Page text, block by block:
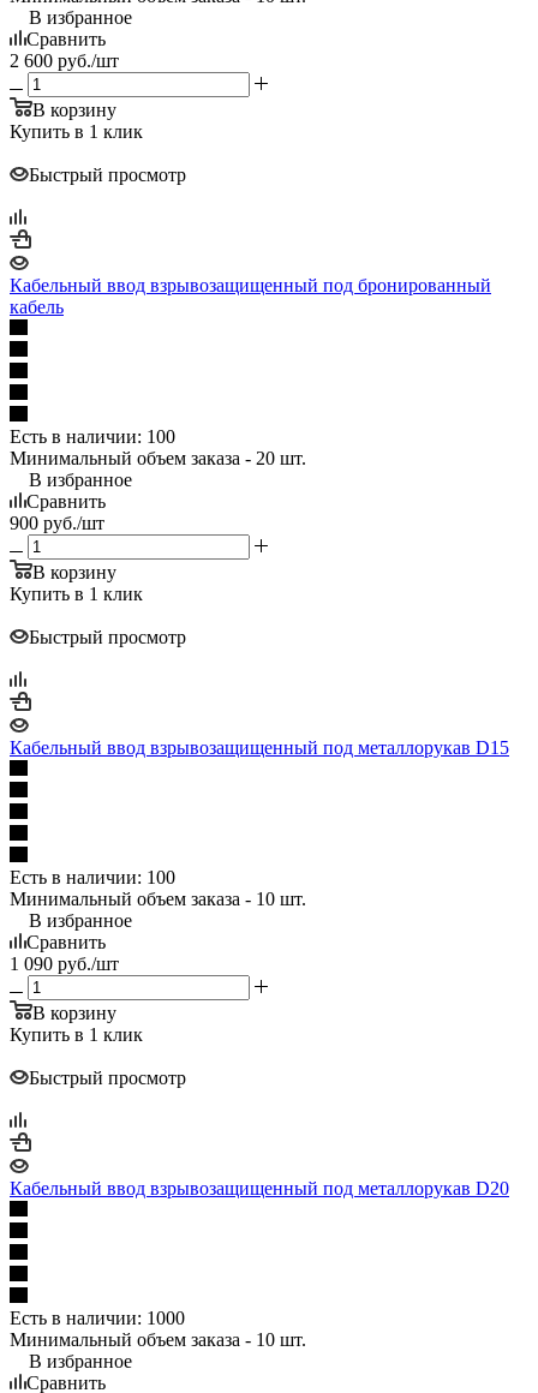
В избранное
Сравнить
2 600 руб./шт
В корзину
Купить в 1 клик
Быстрый просмотр
Кабельный ввод взрывозащищенный под бронированный
кабель
Есть в наличии: 100
Минимальный объем заказа - 20 шт.
В избранное
Сравнить
900 руб./шт
В корзину
Купить в 1 клик
Быстрый просмотр
Кабельный ввод взрывозащищенный под металлорукав D15
Есть в наличии: 100
Минимальный объем заказа - 10 шт.
В избранное
Сравнить
1 090 руб./шт
В корзину
Купить в 1 клик
Быстрый просмотр
Кабельный ввод взрывозащищенный под металлорукав D20
Есть в наличии: 1000
Минимальный объем заказа - 10 шт.
В избранное
Сравнить